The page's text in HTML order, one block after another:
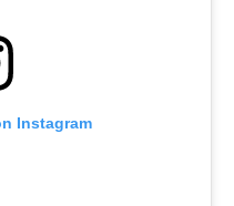
Instagram